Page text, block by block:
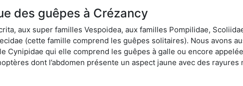
des guêpes à Crézancy
aux super familles Vespoidea, aux familles Pompilidae,
(cette famille comprend les guêpes solitaires). Nous avons
Cynipidae qui elle comprend les guêpes à galle ou encore
dont l’abdomen présente un aspect jaune avec des